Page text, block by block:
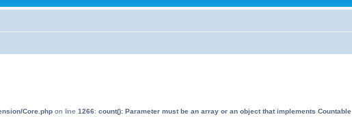
Core.php on line 1266: count(): Parameter must be an array or an object that implements Countable